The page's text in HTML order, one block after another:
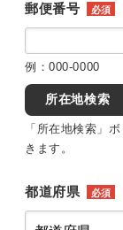
郵便番号 必須
例：000-0000
所在地検索
「所在地検索」
きます。
都道府県 必須